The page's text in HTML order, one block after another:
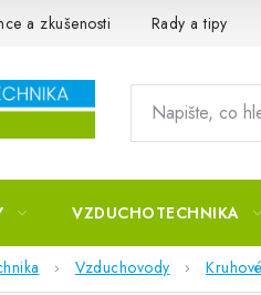
a zkušenosti Rady a tipy
VZDUCHOTECHNIKA
Vzduchovody